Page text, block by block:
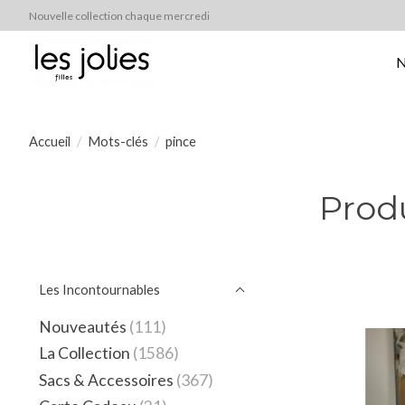
Nouvelle collection chaque mercredi
Accueil / Mots-clés / pince
Les Incontournables
Nouveautés (111)
La Collection (1586)
Sacs & Accessoires (367)